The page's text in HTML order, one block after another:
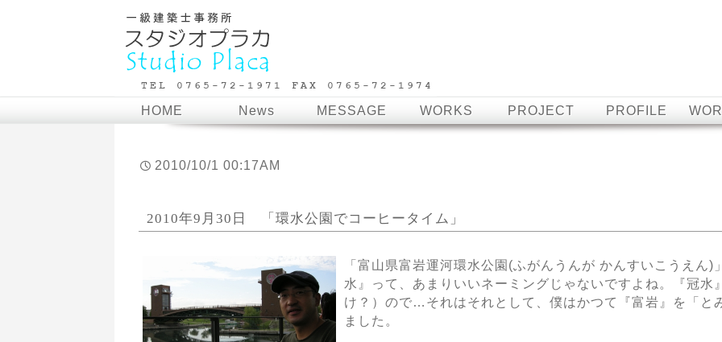
HOME News MESSAGE WORKS PROJECT PROFILE
2010/10/1 00:17AM
2010年9月30日 「環水公園でコーヒータイム」
「富山県富岩運河環水公園(ふがんうんが かんすいこうえん
水』って、あまりいいネーミングじゃないですよね。『冠水
け？）ので…それはそれとして、僕はかつて『富岩』を「と
ました。